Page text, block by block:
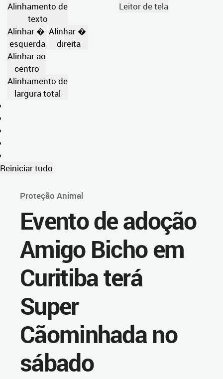
Alinhamento de
texto
Alinhar �
esquerda
Alinhar �
direita
Alinhar ao
centro
Alinhamento de
largura total
Leitor de tela
Reiniciar tudo
Proteção Animal
Evento de adoção
Amigo Bicho em
Curitiba terá
Super
Cãominhada no
sábado